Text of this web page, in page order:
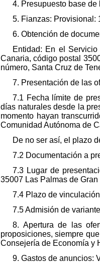
4. Presupuesto base de
5. Fianzas: Provisional:
6. Obtención de
Entidad: En el
Canaria, código postal
número, Santa Cruz de
7. Presentación de las
7.1 Fecha límite de
días naturales desde la
momento hayan
Comunidad Autónoma de
De no ser así, el plazo
7.2 Documentación a
7.3 Lugar de
35007 Las Palmas de
7.4 Plazo de
7.5 Admisión de
8. Apertura de las
proposiciones, siempre
Consejería de Economía y
9. Gastos de anuncios: